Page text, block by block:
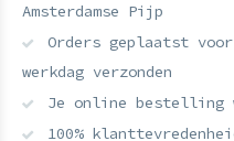
Amsterdamse Pijp
Orders geplaatst
werkdag verzonden
Je online bestelling
100%